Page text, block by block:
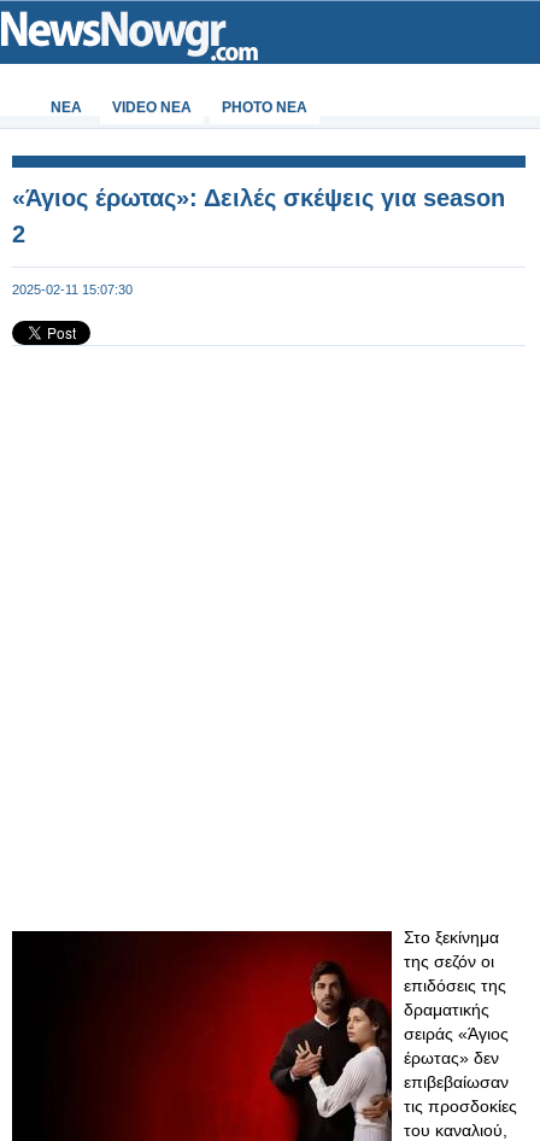
ΝΕΑ VIDEO NEA PHOTO NEA
«Άγιος έρωτας»: Δειλές σκέψεις για season
2
2025-02-11 15:07:30
Στο ξεκίνημα
της σεζόν οι
επιδόσεις της
δραματικής
σειράς «Άγιος
έρωτας» δεν
επιβεβαίωσαν
τις προσδοκίες
του καναλιού,